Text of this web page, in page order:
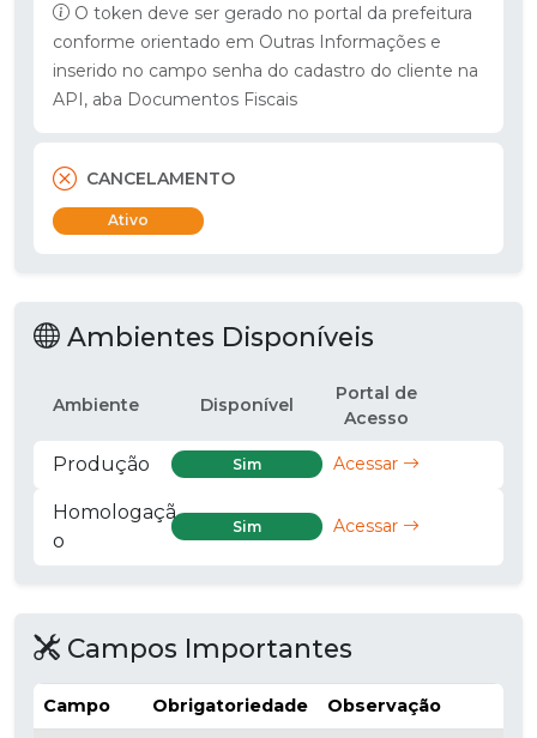
O token deve ser gerado no portal da prefeitura
conforme orientado em Outras Informações e
inserido no campo senha do cadastro do cliente na
API, aba Documentos Fiscais
CANCELAMENTO
Ativo
Ambientes Disponíveis
Ambiente Disponível
Portal de
Acesso
Produção Sim Acessar
Homologaçã
o
Sim Acessar
Campos Importantes
Campo Obrigatoriedade Observação